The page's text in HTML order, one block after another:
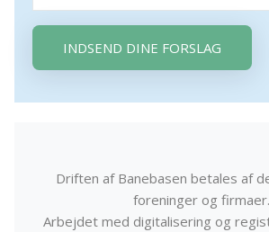
INDSEND DINE FORSLAG
Driften af Banebasen betales af
foreninger og firmaer.
Arbejdet med digitalisering og